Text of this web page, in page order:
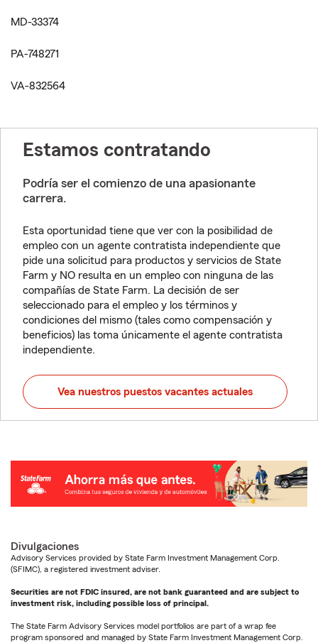
MD-33374
PA-748271
VA-832564
Estamos contratando
Podría ser el comienzo de una apasionante
carrera.
Esta oportunidad tiene que ver con la posibilidad de
empleo con un agente contratista independiente que
pide una solicitud para productos y servicios de State
Farm y NO resulta en un empleo con ninguna de las
compañías de State Farm. La decisión de ser
seleccionado para el empleo y los términos y
condiciones del mismo (tales como compensación y
beneficios) las toma únicamente el agente contratista
independiente.
Vea nuestros puestos vacantes actuales
Divulgaciones
Advisory Services provided by State Farm Investment Management Corp.
(SFIMC), a registered investment adviser.
Securities are not FDIC insured, are not bank guaranteed and are subject to
investment risk, including possible loss of principal.
The State Farm Advisory Services model portfolios are part of a wrap fee
program sponsored and managed by State Farm Investment Management Corp.